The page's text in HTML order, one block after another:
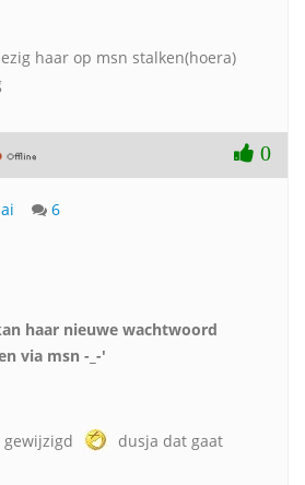
haar op msn stalken(hoera)
0
6
haar nieuwe wachtwoord
via msn -_-'
dusja dat gaat